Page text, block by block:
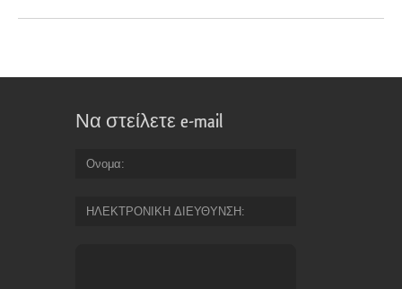
Να στείλετε e-mail
Ονομα
ΗΛΕΚΤΡΟΝΙΚΗ ΔΙΕΥΘΥΝΣΗ